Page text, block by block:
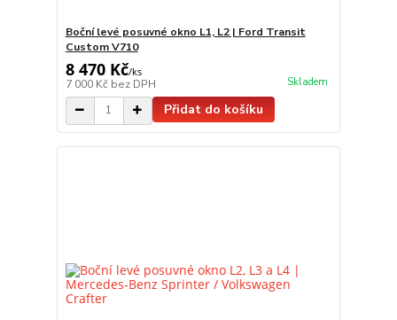
Boční levé posuvné okno L1, L2 | Ford Transit
Custom V710
8 470 Kč/ks
7 000 Kč bez DPH Skladem
Přidat do košíku